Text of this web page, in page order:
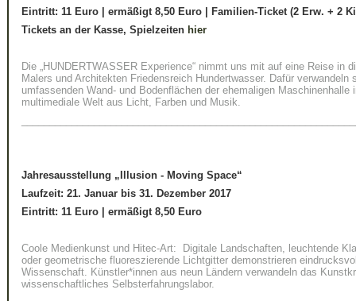
Eintritt: 11 Euro | ermäßigt 8,50 Euro | Familien-Ticket (2 Erw. + 2
Tickets an der Kasse, Spielzeiten hier
Die „HUNDERTWASSER Experience“ nimmt uns mit auf eine Reise in
Malers und Architekten Friedensreich Hundertwasser. Dafür verwandeln
umfassenden Wand- und Bodenflächen der ehemaligen Maschinenhalle
multimediale Welt aus Licht, Farben und Musik.
Jahresausstellung „Illusion - Moving Space“
Laufzeit: 21. Januar bis 31. Dezember 2017
Eintritt: 11 Euro
ermäßigt 8,50 Euro
Coole Medienkunst und Hitec-Art: Digitale Landschaften, leuchtende
oder geometrische fluoreszierende Lichtgitter demonstrieren
Wissenschaft. Künstler*innen aus neun Ländern verwandeln das
wissenschaftliches Selbsterfahrungslabor.